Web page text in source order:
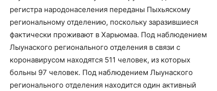
регистра народонаселения переданы Пыхьяскому
региональному отделению, поскольку заразившиеся
фактически проживают в Харьюмаа. Под наблюдением
Лыунаского регионального отделения в связи с
коронавирусом находятся 511 человек, из которых
больны 97 человек. Под наблюдением Лыунаского
регионального отделения находится один активный